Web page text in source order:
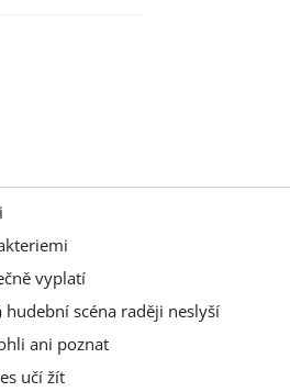
vyplatí
hudební scéna raději neslyší
ani poznat
učí žít